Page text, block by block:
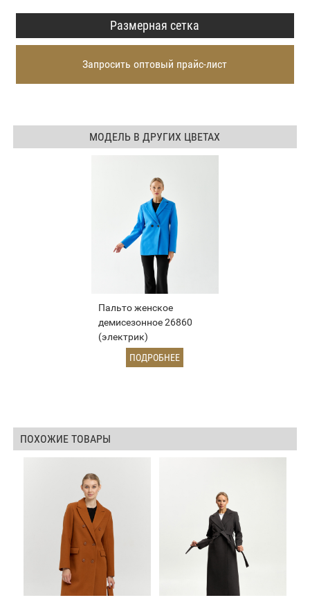
Размерная сетка
Запросить оптовый прайс-лист
МОДЕЛЬ В ДРУГИХ ЦВЕТАХ
Пальто женское
демисезонное 26860
(электрик)
ПОДРОБНЕЕ
ПОХОЖИЕ ТОВАРЫ